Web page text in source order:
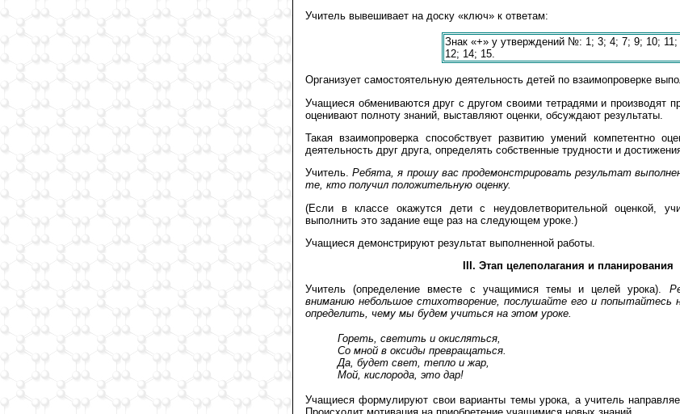
Учитель вывешивает на доску «ключ» к ответам:
Знак «+» у утверждений №: 1; 3; 4; 7; 9; 10; 11;
12; 14; 15.
Организует самостоятельную деятельность детей по взаимопроверке
Учащиеся обмениваются друг с другом своими тетрадями и производят
оценивают полноту знаний, выставляют оценки, обсуждают результаты.
Такая взаимопроверка способствует развитию умений компетентно
деятельность друг друга, определять собственные трудности и
Учитель.Ребята, я прошу вас продемонстрировать результат
те, кто получил положительную оценку.
(Если в классе окажутся дети с неудовлетворительной оценкой,
выполнить это задание еще раз на следующем уроке.)
Учащиеся демонстрируют результат выполненной работы.
III. Этап целеполагания и планирования
Учитель (определение вместе с учащимися темы и целей урока).
вниманию небольшое стихотворение, послушайте его и попытайтесь
определить, чему мы будем учиться на этом уроке.
Гореть, светить и окисляться,
Со мной в оксиды превращаться.
Да, будет свет, тепло и жар,
Мой, кислорода, это дар!
Учащиеся формулируют свои варианты темы урока, а учитель